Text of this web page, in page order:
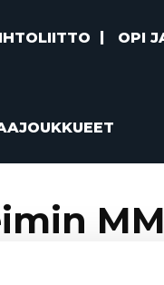
OPI